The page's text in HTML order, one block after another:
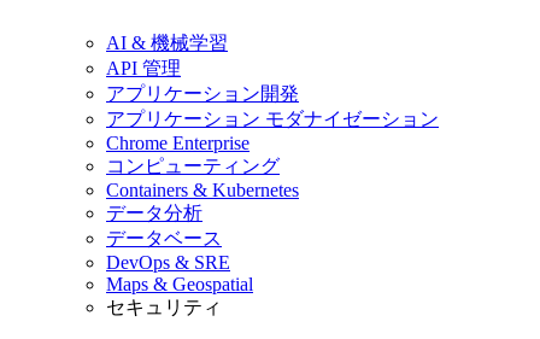
AI & 機械学習
API 管理
アプリケーション開発
アプリケーション モダナイゼーション
Chrome Enterprise
コンピューティング
Containers & Kubernetes
データ分析
データベース
DevOps & SRE
Maps & Geospatial
セキュリティ